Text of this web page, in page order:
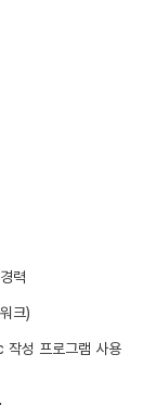
력
크)
성 프로그램 사용